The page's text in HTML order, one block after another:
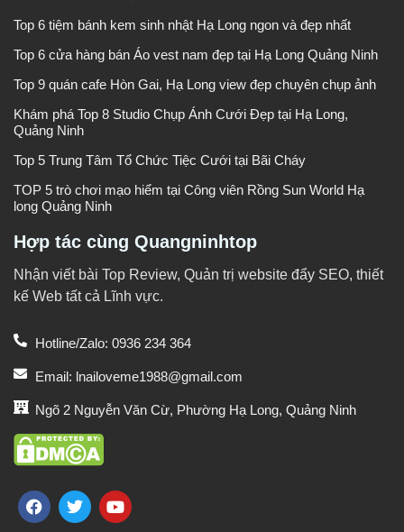
Top 6 tiệm bánh kem sinh nhật Hạ Long ngon và đẹp nhất
Top 6 cửa hàng bán Áo vest nam đẹp tại Hạ Long Quảng Ninh
Top 9 quán cafe Hòn Gai, Hạ Long view đẹp chuyên chụp ảnh
Khám phá Top 8 Studio Chụp Ảnh Cưới Đẹp tại Hạ Long,
Quảng Ninh
Top 5 Trung Tâm Tổ Chức Tiệc Cưới tại Bãi Cháy
TOP 5 trò chơi mạo hiểm tại Công viên Rồng Sun World Hạ
long Quảng Ninh
Hợp tác cùng Quangninhtop
Nhận viết bài Top Review, Quản trị website đẩy SEO, thiết
kế Web tất cả Lĩnh vực.
Hotline/Zalo: 0936 234 364
Email: lnailoveme1988@gmail.com
Ngõ 2 Nguyễn Văn Cừ, Phường Hạ Long, Quảng Ninh